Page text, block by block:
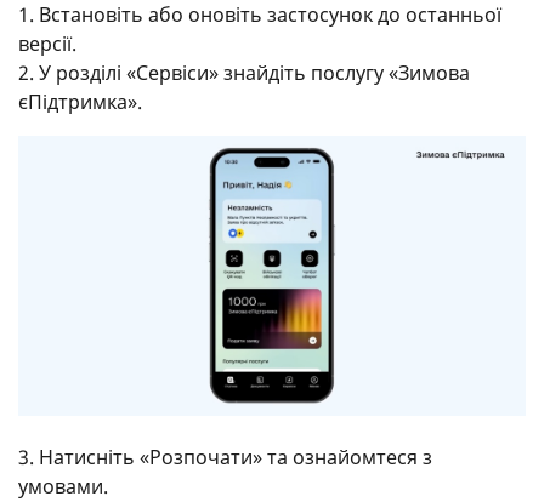
1. Встановіть або оновіть застосунок до останньої
версії.
2. У розділі «Сервіси» знайдіть послугу «Зимова
єПідтримка».
3. Натисніть «Розпочати» та ознайомтеся з
умовами.